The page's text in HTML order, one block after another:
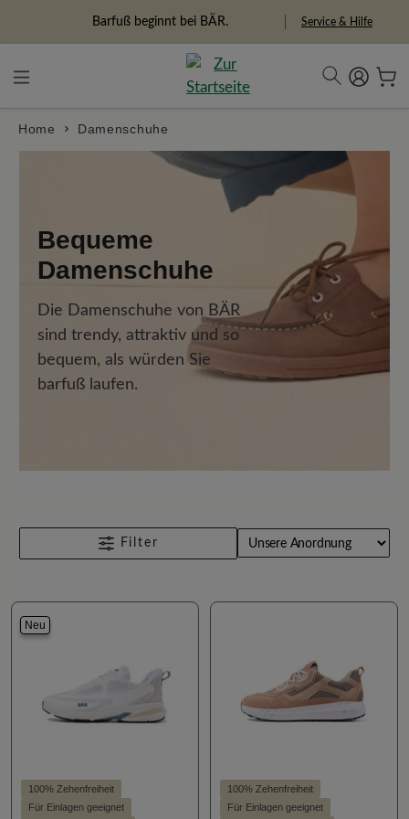
Barfuß beginnt bei BÄR. Service & Hilfe
Home Damenschuhe
Bequeme
Damenschuhe
Die Damenschuhe von BÄR
sind trendy, attraktiv und so
bequem, als würden Sie
barfuß laufen.
Filter
Neu
100% Zehenfreiheit
Für Einlagen geeignet
100% Zehenfreiheit
Für Einlagen geeignet